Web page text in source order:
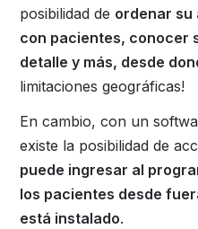
posibilidad de ordenar su
con pacientes, conocer
detalle y más, desde
limitaciones geográficas!
En cambio, con un
existe la posibilidad de
puede ingresar al
los pacientes desde
está instalado.